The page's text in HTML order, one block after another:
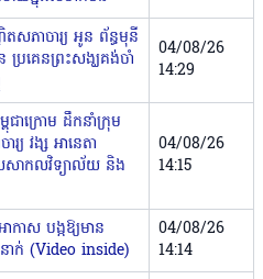
សភាចារ្យ អូន ព័ន្ធមុនី
ប្រគេនព្រះសង្ឃគង់ចាំ
04/08/26
14:29
ពុជាក្រោម ដឹកនាំក្រុម
រ្យ វង្ស អានេតា
យសាកលវិទ្យាល័យ និង
04/08/26
14:15
ាកាស បង្កឱ្យមាន
ក់ (Video inside)
04/08/26
14:14